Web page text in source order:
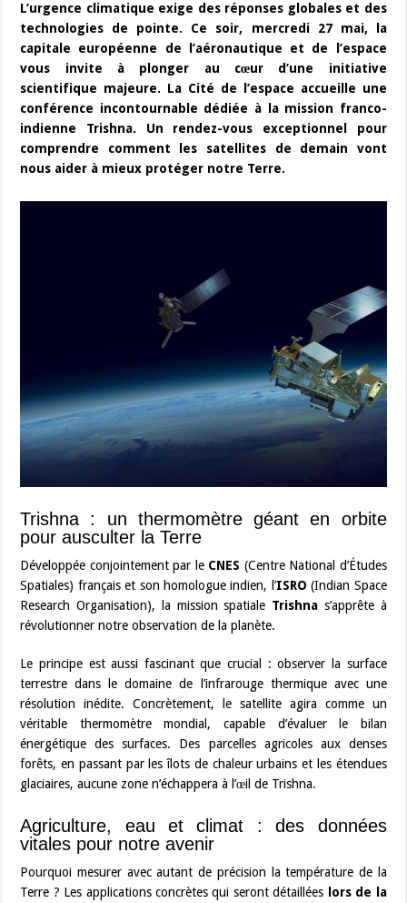
L’urgence climatique exige des réponses globales et des
technologies de pointe. Ce soir, mercredi 27 mai, la
capitale européenne de l’aéronautique et de l’espace
vous invite à plonger au cœur d’une initiative
scientifique majeure. La Cité de l’espace accueille une
conférence incontournable dédiée à la mission franco-
indienne Trishna. Un rendez-vous exceptionnel pour
comprendre comment les satellites de demain vont
nous aider à mieux protéger notre Terre.
Trishna : un thermomètre géant en orbite
pour ausculter la Terre
Développée conjointement par le CNES (Centre National d’Études
Spatiales) français et son homologue indien, l’ISRO (Indian Space
Research Organisation), la mission spatiale Trishna s’apprête à
révolutionner notre observation de la planète.
Le principe est aussi fascinant que crucial : observer la surface
terrestre dans le domaine de l’infrarouge thermique avec une
résolution inédite. Concrètement, le satellite agira comme un
véritable thermomètre mondial, capable d’évaluer le bilan
énergétique des surfaces. Des parcelles agricoles aux denses
forêts, en passant par les îlots de chaleur urbains et les étendues
glaciaires, aucune zone n’échappera à l’œil de Trishna.
Agriculture, eau et climat : des données
vitales pour notre avenir
Pourquoi mesurer avec autant de précision la température de la
Terre ? Les applications concrètes qui seront détaillées
lors de la